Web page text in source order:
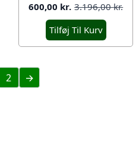
3.196,00kr.
Den
oprindelige
pris
var:
600,00 kr. Den
aktuelle
pris
er:
Tilføj Til Kurv
2 →